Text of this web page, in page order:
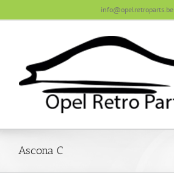
info@opelretroparts.be
Ascona C